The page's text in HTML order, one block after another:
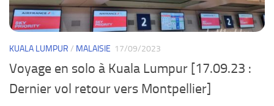
KUALA LUMPUR / MALAISIE 17/09/2023
Voyage en solo à Kuala Lumpur [17.09.23 :
Dernier vol retour vers Montpellier]